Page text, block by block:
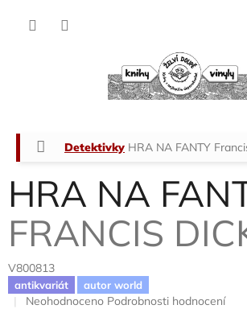
Domů
Detektivky HRA NA FANTY
HRA NA
FRANCIS
V800813
antikvariát autor world
Průměrné
Neohodnoceno Podrobnosti hodnocení